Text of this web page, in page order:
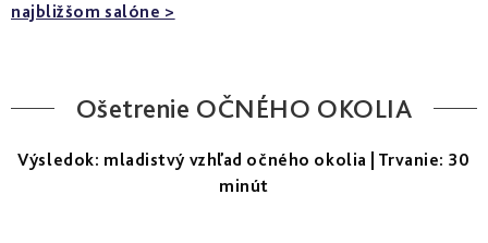
najbližšom salóne >
Ošetrenie OČNÉHO OKOLIA
Výsledok: mladistvý vzhľad očného okolia | Trvanie: 30
minút